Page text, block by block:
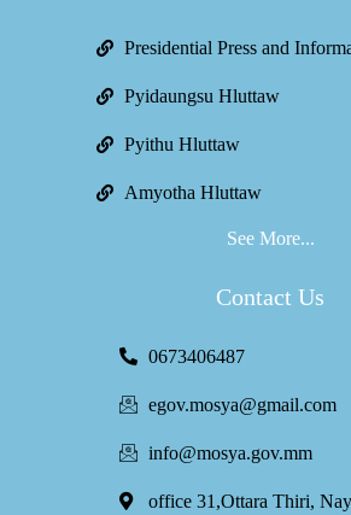
Presidential Press and
Pyidaungsu Hluttaw
Pyithu Hluttaw
Amyotha Hluttaw
See More...
Contact Us
0673406487
egov.mosya@gmail.com
info@mosya.gov.mm
office 31,Ottara Thiri,